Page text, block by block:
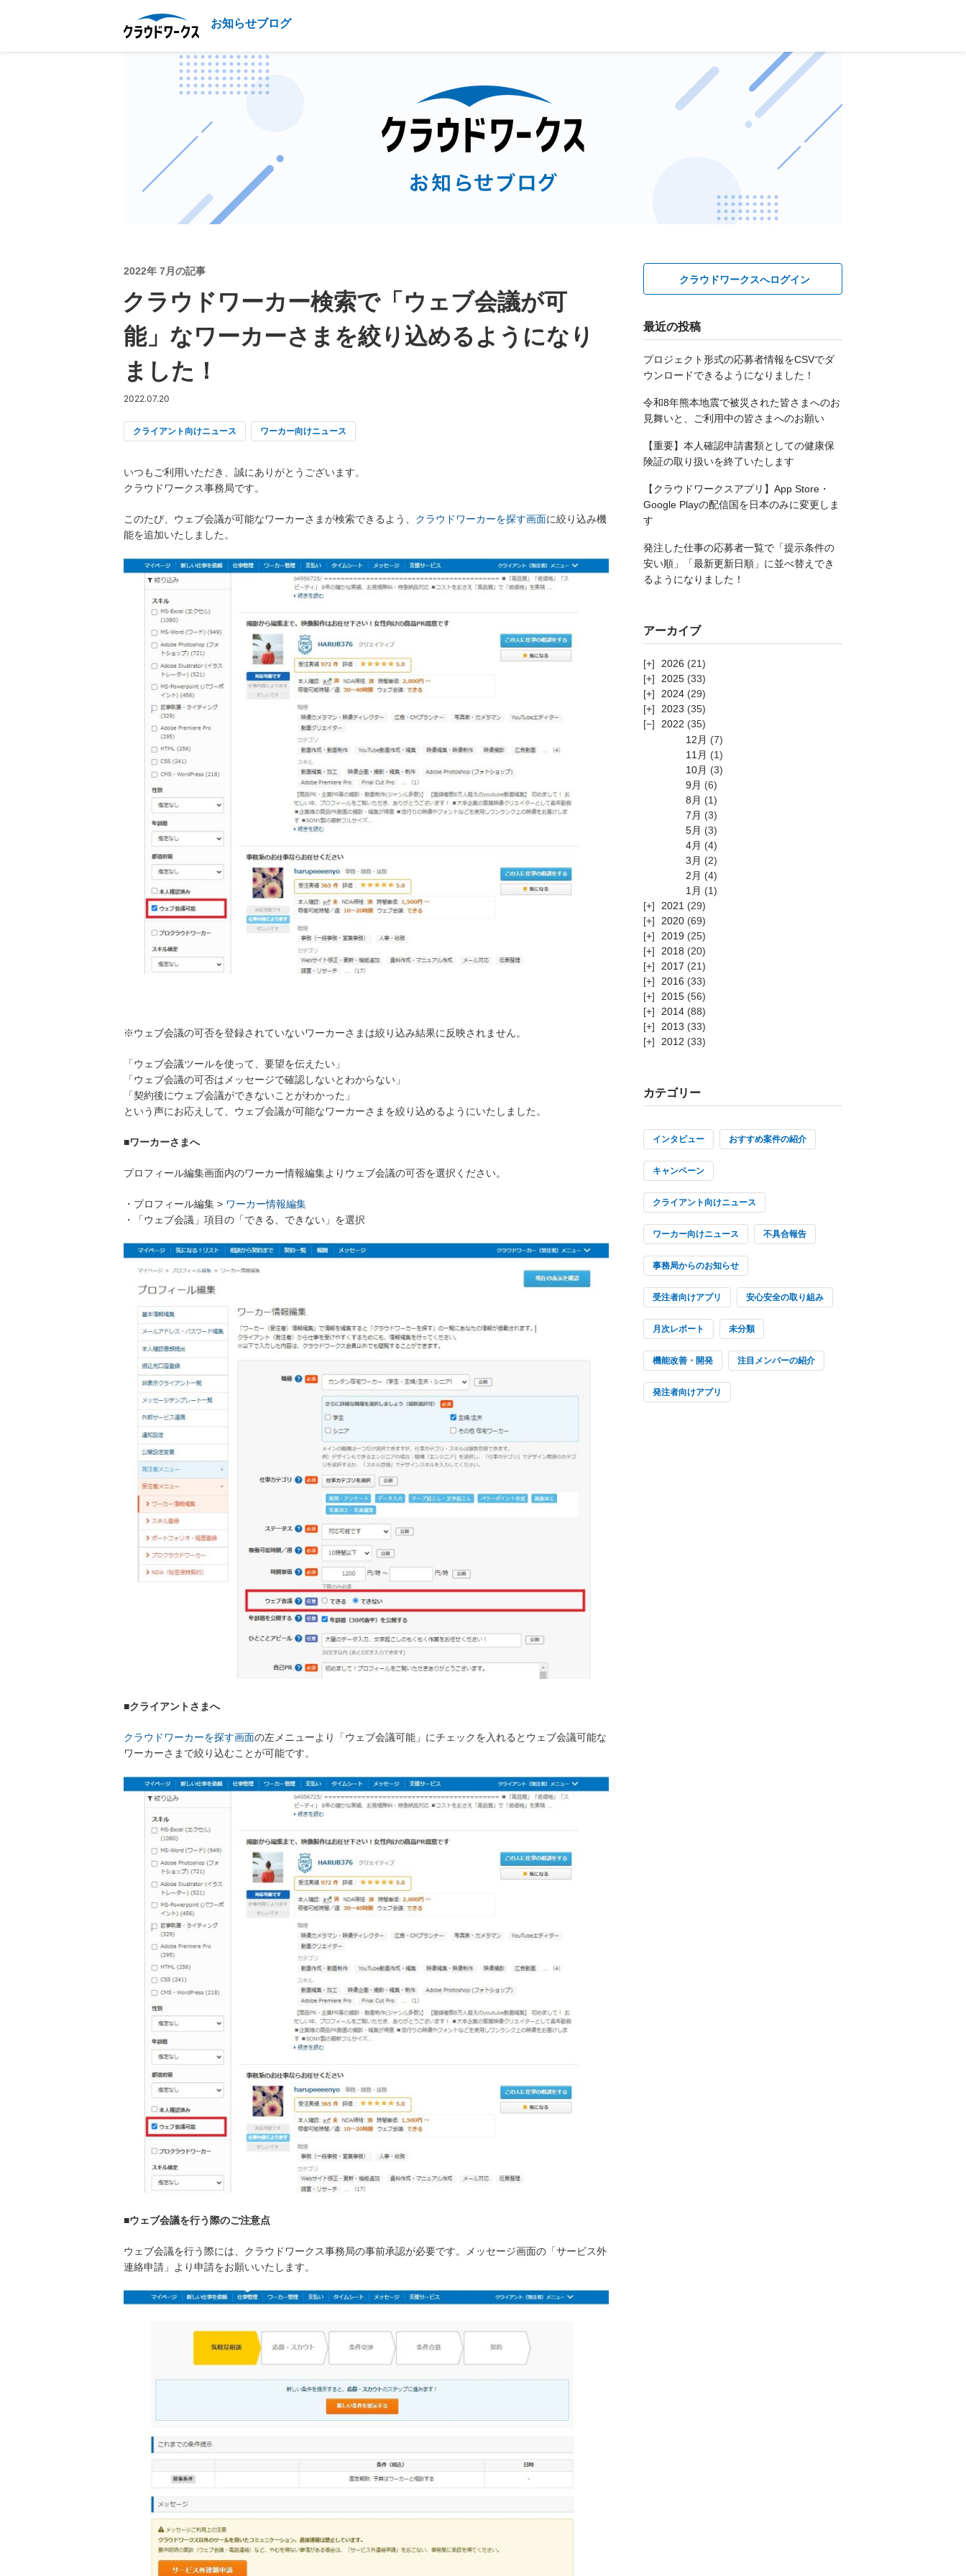
お知らせブログ
2022年 7月の記事
クラウドワーカー検索で「ウェブ会議が可
能」なワーカーさまを絞り込めるようになり
ました！
2022.07.20
クライアント向けニュース ワーカー向けニュース
いつもご利用いただき、誠にありがとうございます。
クラウドワークス事務局です。
このたび、ウェブ会議が可能なワーカーさまが検索できるよう、 クラウドワーカーを探す画面に絞り込み機
能を追加いたしました。
※ウェブ会議の可否を登録されていないワーカーさまは絞り込み結果に反映されません。
「ウェブ会議ツールを使って、要望を伝えたい」
「ウェブ会議の可否はメッセージで確認しないとわからない」
「契約後にウェブ会議ができないことがわかった」
という声にお応えして、ウェブ会議が可能なワーカーさまを絞り込めるようにいたしました。
■ワーカーさまへ
プロフィール編集画面内のワーカー情報編集よりウェブ会議の可否を選択ください。
・プロフィール編集 > ワーカー情報編集
・「ウェブ会議」項目の「できる、できない」を選択
■クライアントさまへ
クラウドワーカーを探す画面の左メニューより「ウェブ会議可能」にチェックを入れるとウェブ会議可能な
ワーカーさまで絞り込むことが可能です。
■ウェブ会議を行う際のご注意点
ウェブ会議を行う際には、クラウドワークス事務局の事前承認が必要です。メッセージ画面の「サービス外
連絡申請」より申請をお願いいたします。
クラウドワークスへログイン
最近の投稿
プロジェクト形式の応募者情報をCSVでダ
ウンロードできるようになりました！
令和8年熊本地震で被災された皆さまへのお
見舞いと、ご利用中の皆さまへのお願い
【重要】本人確認申請書類としての健康保
険証の取り扱いを終了いたします
【クラウドワークスアプリ】App Store・
Google Playの配信国を日本のみに変更しま
す
発注した仕事の応募者一覧で「提示条件の
安い順」「最新更新日順」に並べ替えでき
るようになりました！
アーカイブ
2026 (21)
2025 (33)
2024 (29)
2023 (35)
2022 (35)
12月 (7)
11月 (1)
10月 (3)
9月 (6)
8月 (1)
7月 (3)
5月 (3)
4月 (4)
3月 (2)
2月 (4)
1月 (1)
2021 (29)
2020 (69)
2019 (25)
2018 (20)
2017 (21)
2016 (33)
2015 (56)
2014 (88)
2013 (33)
2012 (33)
カテゴリー
インタビュー おすすめ案件の紹介
キャンペーン
クライアント向けニュース
ワーカー向けニュース 不具合報告
事務局からのお知らせ
受注者向けアプリ 安心安全の取り組み
月次レポート 未分類
機能改善・開発 注目メンバーの紹介
発注者向けアプリ